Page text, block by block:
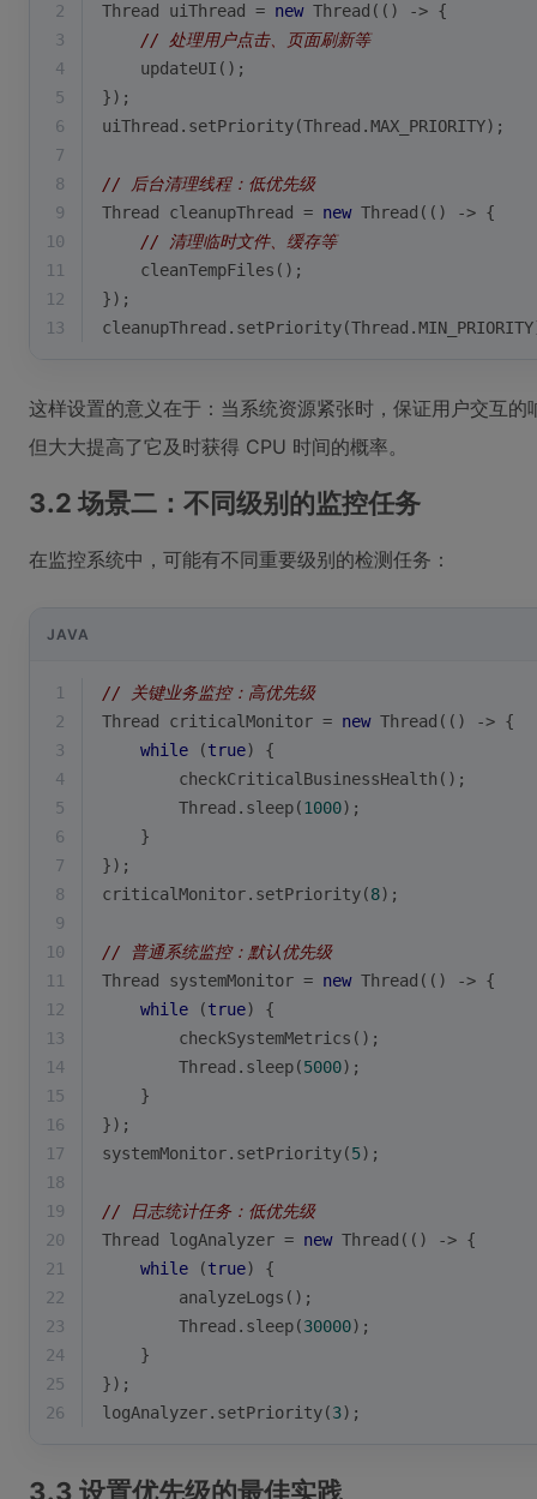
2
Thread uiThread = new Thread(() -> {
3
// 处理用户点击、页面刷新等
4
    updateUI();
5
});
6
uiThread.setPriority(Thread.MAX_PRIORITY);
7
8
// 后台清理线程：低优先级
9
Thread cleanupThread = new Thread(() -> {
10
// 清理临时文件、缓存等
11
    cleanTempFiles();
12
});
13
这样设置的意义在于：当系统资源紧张时，保证用户交互
但大大提高了它及时获得 CPU 时间的概率。
3.2 场景二：不同级别的监控任务
在监控系统中，可能有不同重要级别的检测任务：
JAVA
1
// 关键业务监控：高优先级
2
Thread criticalMonitor = new Thread(() -> {
3
while (true) {
4
        checkCriticalBusinessHealth();
5
        Thread.sleep(
1000);
6
    }
7
});
8
criticalMonitor.setPriority(8);
9
10
// 普通系统监控：默认优先级
11
Thread systemMonitor = new Thread(() -> {
12
while (true) {
13
        checkSystemMetrics();
14
        Thread.sleep(
5000);
15
    }
16
});
17
systemMonitor.setPriority(5);
18
19
// 日志统计任务：低优先级
20
Thread logAnalyzer = new Thread(() -> {
21
while (true) {
22
        analyzeLogs();
23
        Thread.sleep(
30000);
24
    }
25
});
26
logAnalyzer.setPriority(3);
3.3 设置优先级的最佳实践